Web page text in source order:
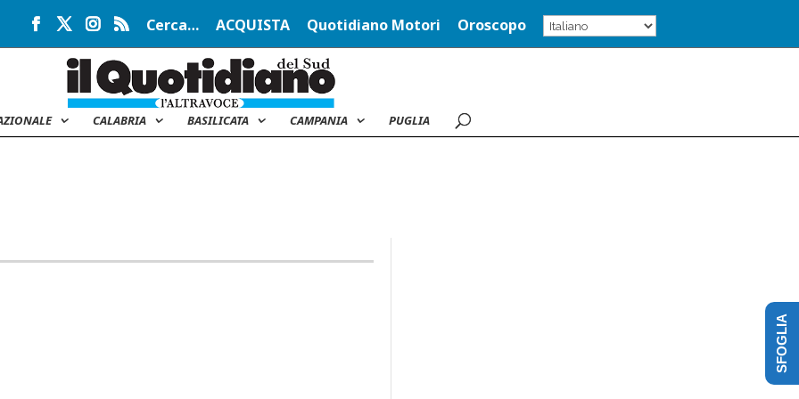
Cerca… ACQUISTA Quotidiano Motori Oroscopo
CALABRIA BASILICATA CAMPANIA PUGLIA
SFOGLIA